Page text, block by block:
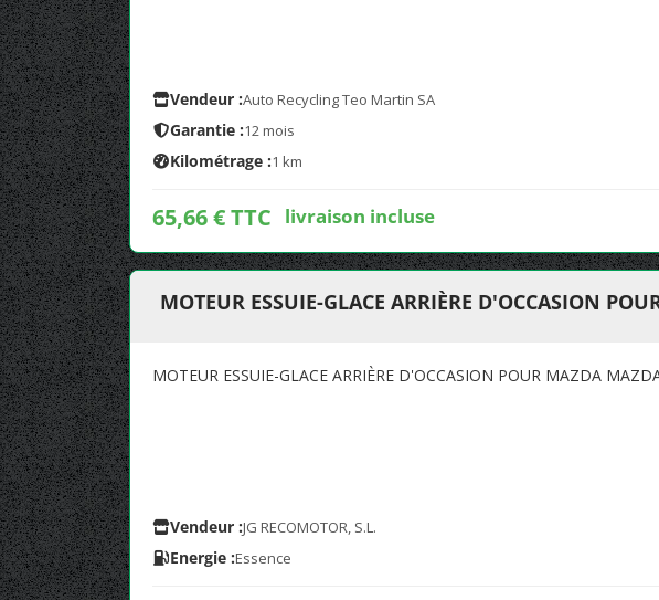
Vendeur :Auto Recycling Teo Martin SA
Garantie :12 mois
Kilométrage :1 km
65,66 € TTC livraison incluse
MOTEUR ESSUIE-GLACE ARRIÈRE D'OCCASION
MOTEUR ESSUIE-GLACE ARRIÈRE D'OCCASION POUR MAZDA
Vendeur :JG RECOMOTOR, S.L.
Energie :Essence